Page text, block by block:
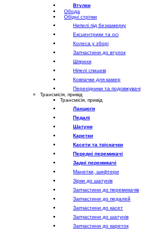
Втулки
Обода
Обідні стрічки
Нипелі під безкамерку
Ексцентрики та осі
Колеса у зборі
Запчастини до втулок
Шприхи
Ніпелі спицеві
Ковпачки для камер
Перехідники та подовжувачі
Трансмісія, привід
Трансмісія, привід
Ланцюги
Педалі
Шатуни
Каретки
Касети та тріскачки
Передні перемикачі
Задні перемикачі
Манетки, шифтери
Зірки до шатунів
Запчастини до перемикачів
Запчастини до педалей
Запчастини до касет
Запчастини до шатунів
Запчастини до кареток